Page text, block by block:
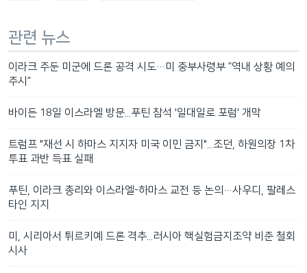
관련 뉴스
이라크 주둔 미군에 드론 공격 시도…미 중부사령부 ”역내 상황 예의
주시”
바이든 18일 이스라엘 방문...푸틴 참석 '일대일로 포럼' 개막
트럼프 "재선 시 하마스 지지자 미국 이민 금지"...조던, 하원의장 1차
투표 과반 득표 실패
푸틴, 이라크 총리와 이스라엘-하마스 교전 등 논의…사우디, 팔레스
타인 지지
미, 시리아서 튀르키예 드론 격추...러시아 핵실험금지조약 비준 철회
시사